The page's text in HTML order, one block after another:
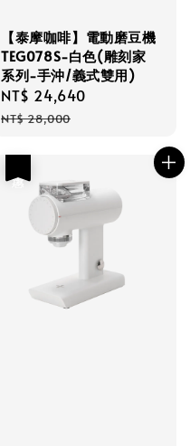
【泰摩咖啡】電動磨豆機
TEG078S-白色(雕刻家
系列-手沖/義式雙用)
Sale
price
NT$ 24,640
NT$ 28,000